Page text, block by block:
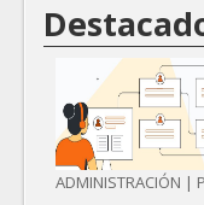
ADMINISTRACIÓN |